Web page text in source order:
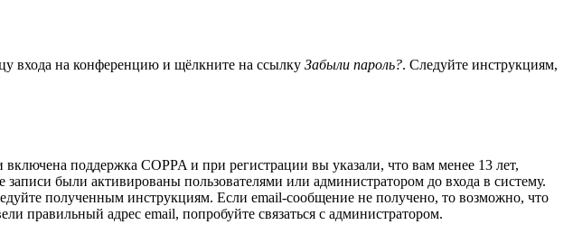
входа на конференцию и щёлкните на ссылку Забыли пароль?. Следуйте инструкциям,
поддержка COPPA и при регистрации вы указали, что вам менее 13 лет,
были активированы пользователями или администратором до входа в систему.
полученным инструкциям. Если email-сообщение не получено, то возможно, что
правильный адрес email, попробуйте связаться с администратором.